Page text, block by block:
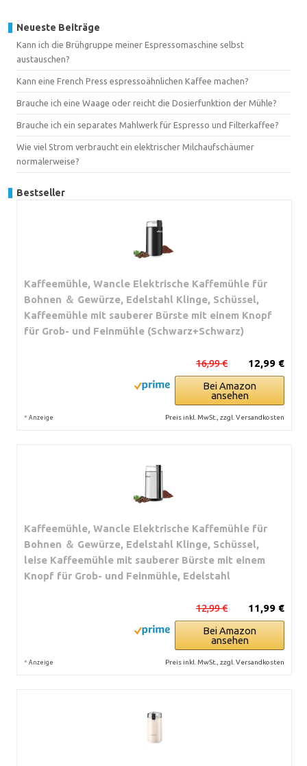
Neueste Beiträge
Kann ich die Brühgruppe meiner Espressomaschine selbst
austauschen?
Kann eine French Press espressoähnlichen Kaffee machen?
Brauche ich eine Waage oder reicht die Dosierfunktion der Mühle?
Brauche ich ein separates Mahlwerk für Espresso und Filterkaffee?
Wie viel Strom verbraucht ein elektrischer Milchaufschäumer
normalerweise?
Bestseller
Kaffeemühle, Wancle Elektrische Kaffemühle für
Bohnen ＆ Gewürze, Edelstahl Klinge, Schüssel,
Kaffeemühle mit sauberer Bürste mit einem Knopf
für Grob- und Feinmühle (Schwarz+Schwarz)
12,99 €
16,99 €
Bei Amazon
ansehen
* Anzeige Preis inkl. MwSt., zzgl. Versandkosten
Kaffeemühle, Wancle Elektrische Kaffemühle für
Bohnen ＆ Gewürze, Edelstahl Klinge, Schüssel,
leise Kaffeemühle mit sauberer Bürste mit einem
Knopf für Grob- und Feinmühle, Edelstahl
11,99 €
12,99 €
Bei Amazon
ansehen
* Anzeige Preis inkl. MwSt., zzgl. Versandkosten